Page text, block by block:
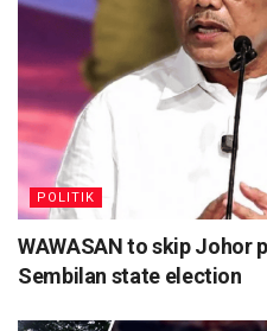
POLITIK
WAWASAN to skip Johor
Sembilan state election